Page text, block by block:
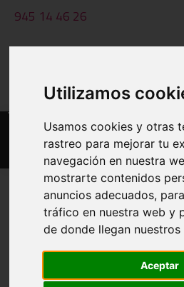
Utilizamos
Usamos cookies y otras
rastreo para mejorar tu
navegación en nuestra
mostrarte contenidos
anuncios adecuados,
tráfico en nuestra web y
de donde llegan nuestros
Aceptar
945 14 46 26
Al - Ot: 09:00 - 14:00
CLASIFICACIONES A
2026